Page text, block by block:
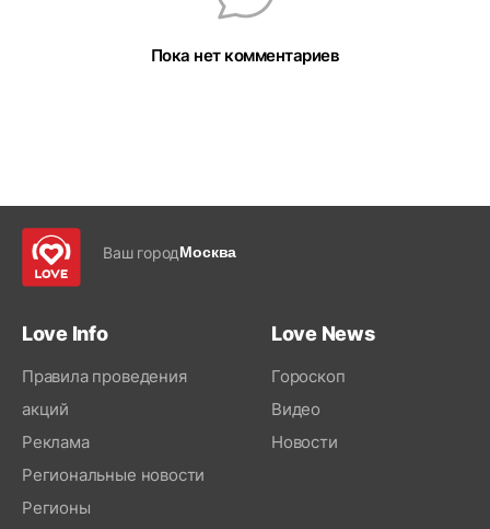
Пока нет комментариев
Ваш городМосква
Love Info
Правила проведения
акций
Реклама
Региональные новости
Регионы
Love News
Гороскоп
Видео
Новости